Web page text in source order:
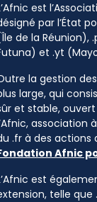
est
par l’État
de la Réunion),
et .yt
la gestion
large, qui
et stable,
association
.fr à des actions
Afnic
est
telle que